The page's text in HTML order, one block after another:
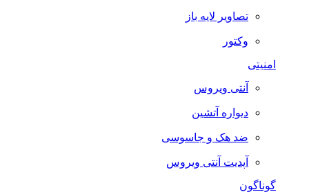
تصاویر لایه باز
وکتور
امنیتی
آنتی ویروس
دیواره آتشین
ضد هک و جاسوسی
آپدیت آنتی ویروس
گوناگون